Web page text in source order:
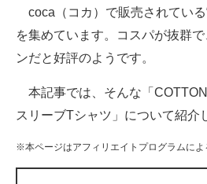
ITの今と未来を見通す
スマホと通信の最新トレンド
進化するPCとデバイスの未来
coca（コカ）で販売されている
を集めています。コスパが抜群
ンだと好評のようです。
本記事では、そんな「
スリーブTシャツ」について紹介
※本ページはアフィリエイトプログラムに